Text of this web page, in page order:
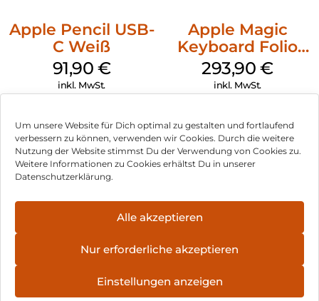
Um unsere Website für Dich optimal zu gestalten und fortlaufend
verbessern zu können, verwenden wir Cookies. Durch die weitere
Nutzung der Website stimmst Du der Verwendung von Cookies zu.
Weitere Informationen zu Cookies erhältst Du in unserer
Datenschutzerklärung.
Alle akzeptieren
Nur erforderliche akzeptieren
Einstellungen anzeigen
Apple Pencil USB-
C Weiß
91,90 €
inkl. MwSt.
Apple Magic
Keyboard Folio
iPad 10.9″ (10.Gen.)
Weiß
293,90€
inkl. MwSt.
Impressum
Hinweis zur Batterieentsorgung
Newsletter